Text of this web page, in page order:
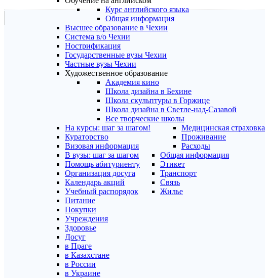
Курс английского языка
Общая информация
Высшее образование в Чехии
Система в/о Чехии
Нострификация
Государственные вузы Чехии
Частные вузы Чехии
Художественное образование
Академия кино
Школа дизайна в Бехине
Школа скульптуры в Горжице
Школа дизайна в Светле-над-Сазавой
Все творческие школы
На курсы: шаг за шагом!
Кураторство
Визовая информация
Медицинская страховка
Проживание
Расходы
В вузы: шаг за шагом
Помощь абитуриенту
Организация досуга
Календарь акций
Учебный распорядок
Общая информация
Этикет
Транспорт
Связь
Жилье
Питание
Покупки
Учреждения
Здоровье
Досуг
в Праге
в Казахстане
в России
в Украине